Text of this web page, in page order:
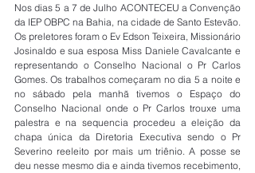
Nos dias 5 a 7 de Julho ACONTECEU a Convenção
da IEP OBPC na Bahia, na cidade de Santo Estevão.
Os preletores foram o Ev Edson Teixeira, Missionário
Josinaldo e sua esposa Miss Daniele Cavalcante e
representando o Conselho Nacional o Pr Carlos
Gomes. Os trabalhos começaram no dia 5 a noite e
no sábado pela manhã tivemos o Espaço do
Conselho Nacional onde o Pr Carlos trouxe uma
palestra e na sequencia procedeu a eleição da
chapa única da Diretoria Executiva sendo o Pr
Severino reeleito por mais um triênio. A posse se
deu nesse mesmo dia e ainda tivemos recebimento,